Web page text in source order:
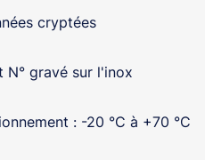
cryptées
gravé sur l'inox
: -20 °C à +70 °C